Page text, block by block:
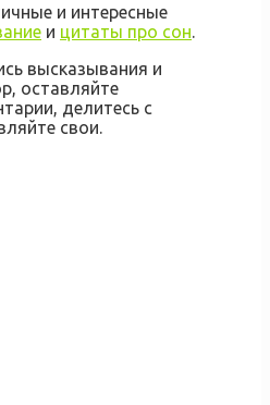
и интересные
и цитаты про сон.
высказывания и
оставляйте
делитесь с
свои.